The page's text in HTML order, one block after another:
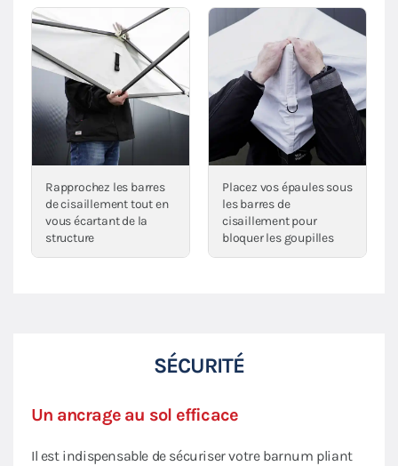
Rapprochez les barres
de cisaillement tout en
vous écartant de la
structure
Placez vos épaules sous
les barres de
cisaillement pour
bloquer les goupilles
SÉCURITÉ
Un ancrage au sol efficace
Il est indispensable de sécuriser votre barnum pliant